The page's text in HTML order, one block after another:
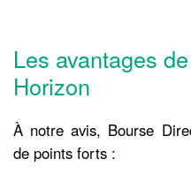
Les avantages
Horizon
À notre avis, Bourse
de points forts :